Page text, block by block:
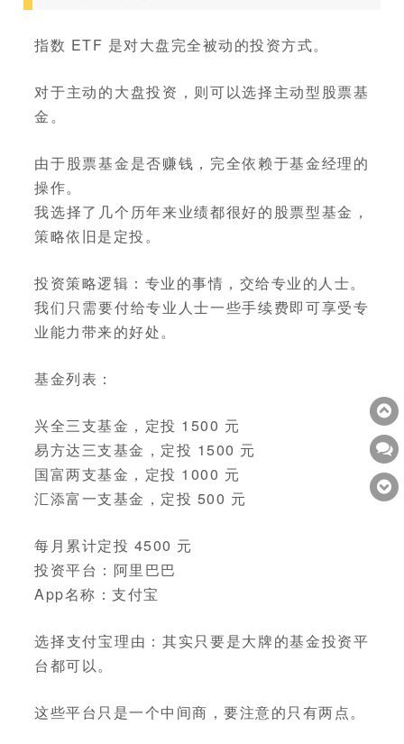
指数 ETF 是对大盘完全被动的投资方式。
对于主动的大盘投资，则可以选择主动型股票基
金。
由于股票基金是否赚钱，完全依赖于基金经理的
操作。
我选择了几个历年来业绩都很好的股票型基金，
策略依旧是定投。
投资策略逻辑：专业的事情，交给专业的人士。
我们只需要付给专业人士一些手续费即可享受专
业能力带来的好处。
基金列表：
兴全三支基金，定投 1500 元
易方达三支基金，定投 1500 元
国富两支基金，定投 1000 元
汇添富一支基金，定投 500 元
每月累计定投 4500 元
投资平台：阿里巴巴
App名称：支付宝
选择支付宝理由：其实只要是大牌的基金投资平
台都可以。
这些平台只是一个中间商，要注意的只有两点。